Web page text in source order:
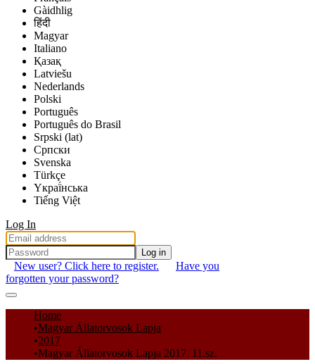
Gàidhlig
हिंदी
Magyar
Italiano
Қазақ
Latviešu
Nederlands
Polski
Português
Português do Brasil
Srpski (lat)
Српски
Svenska
Türkçe
Yкраї́нська
Tiếng Việt
Log In
Log in
New user? Click here to register.
Have you
forgotten your password?
Communities & Collections
All of DSpace
Statistics
Home
Magyar Állatorvosok Lapja
2017
Magyar Állatorvosok Lapja 2017. 11.sz.